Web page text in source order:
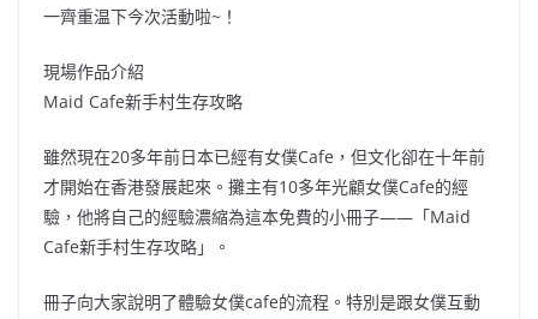
一齊重温下今次活動啦~！
現場作品介紹
Maid Cafe新手村生存攻略
雖然現在20多年前日本已經有女僕Cafe，但文化卻在十年前
才開始在香港發展起來。攤主有10多年光顧女僕Cafe的經
驗，他將自己的經驗濃縮為這本免費的小冊子——「Maid
Cafe新手村生存攻略」。
冊子向大家說明了體驗女僕cafe的流程。特別是跟女僕互動